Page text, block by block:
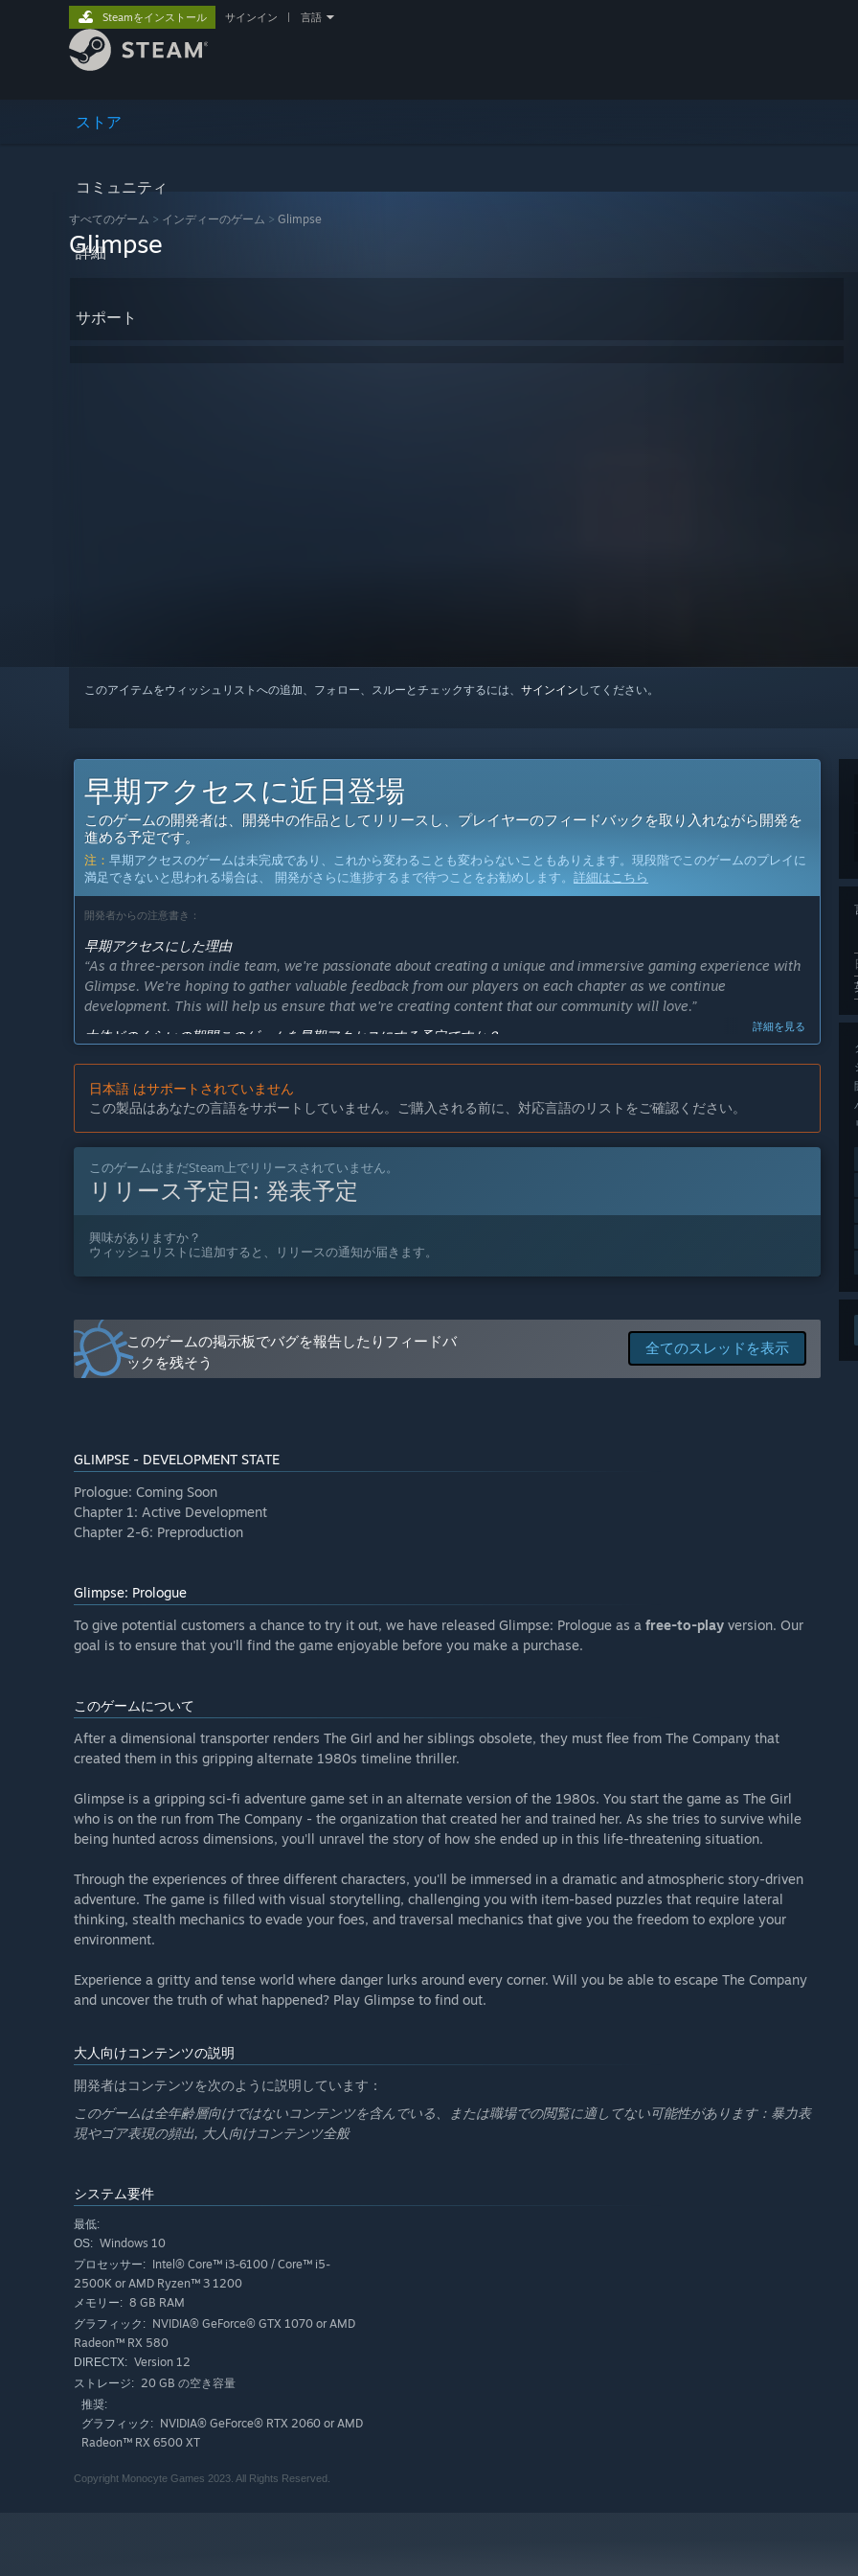
ストア
コミュニティ
詳細
サポート
Steamをインストール サインイン 言語
すべてのゲーム > インディーのゲーム > Glimpse
Glimpse
このアイテムをウィッシュリストへの追加、フォロー、スルーとチェックするには、 サインイン してください。
早期アクセスに近日登場
このゲームの開発者は、開発中の作品としてリリースし、プレイヤーのフィードバックを取り入れながら開発を
進める予定です。
注： 早期アクセスのゲームは未完成であり、これから変わることも変わらないこともありえます。現段階でこのゲームのプレイに
満足できないと思われる場合は、 開発がさらに進捗するまで待つことをお勧めします。 詳細はこちら
開発者からの注意書き：
早期アクセスにした理由
“As a three-person indie team, we're passionate about creating a unique and immersive gaming experience with
Glimpse. We're hoping to gather valuable feedback from our players on each chapter as we continue
development. This will help us ensure that we're creating content that our community will love.”
大体どのくらいの期間このゲームを早期アクセスにする予定ですか？
development process, and we will communicate any updates to our community as they arise.”
“Our plan is to keep Glimpse in Early Access until all the story-arcs have been completed, at which point the full
game will be released. As we continue to develop each chapter, we plan to introducing additional mechanics,
environments, and story elements that build upon the foundation laid out in the preceding chapters.”
早期アクセスバージョンの現状はどうなっていますか？
“We have completed the Prologue for Glimpse, which serves as a free-to-play introduction to the game world and
its mechanics. The Prologue features multiple rooms with inventory/item-based puzzle mechanics, "inspect item"
interactions, NPCs, and stealth mechanics. Players can expect an average play time of 30-60 minutes for the
climbing, quick-time action sequences, and an additional "hide" action for the stealth mechanic. As we progress
through the development of future chapters, we also plan to introduce twists on existing mechanics that tie into
the narrative. Currently, we are actively designing and developing the first paid chapter of the game, and we look
forward to receiving feedback from our community as we continue to refine and expand upon Glimpse.”
features, and we want to be transparent with our community about our pricing strategy. That being said, once
you purchase the game during Early Access, you will have access to all future updates and content at no
additional cost. Please note that there will likely be one final price increase when the game leaves Early Access,
so we encourage you to take advantage of the current pricing while you can. Thank you for your support and
“We highly value our players' feedback on the current chapters of Glimpse. We will use our Discord server as the
primary means of communication with our community (link is available inside the Glimpse game). Your input on
what you enjoy (and don't enjoy) will help us shape the game and adapt future chapters to better align our vision
with our audience. Thank you for being a part of our community!”
詳細を見る
日本語 はサポートされていません
この製品はあなたの言語をサポートしていません。ご購入される前に、対応言語のリストをご確認ください。
このゲームはまだSteam上でリリースされていません。
リリース予定日: 発表予定
興味がありますか？
ウィッシュリストに追加すると、リリースの通知が届きます。
全てのスレッドを表示
このゲームの掲示板でバグを報告したりフィードバ
ックを残そう
GLIMPSE - DEVELOPMENT STATE
Prologue: Coming Soon
Chapter 1: Active Development
Chapter 2-6: Preproduction
Glimpse: Prologue
To give potential customers a chance to try it out, we have released Glimpse: Prologue as a free-to-play version. Our
goal is to ensure that you'll find the game enjoyable before you make a purchase.
このゲームについて
After a dimensional transporter renders The Girl and her siblings obsolete, they must flee from The Company that
created them in this gripping alternate 1980s timeline thriller.
Glimpse is a gripping sci-fi adventure game set in an alternate version of the 1980s. You start the game as The Girl
who is on the run from The Company - the organization that created her and trained her. As she tries to survive while
being hunted across dimensions, you'll unravel the story of how she ended up in this life-threatening situation.
Through the experiences of three different characters, you'll be immersed in a dramatic and atmospheric story-driven
adventure. The game is filled with visual storytelling, challenging you with item-based puzzles that require lateral
thinking, stealth mechanics to evade your foes, and traversal mechanics that give you the freedom to explore your
environment.
Experience a gritty and tense world where danger lurks around every corner. Will you be able to escape The Company
and uncover the truth of what happened? Play Glimpse to find out.
大人向けコンテンツの説明
開発者はコンテンツを次のように説明しています：
このゲームは全年齢層向けではないコンテンツを含んでいる、または職場での閲覧に適してない可能性があります：暴力表
現やゴア表現の頻出, 大人向けコンテンツ全般
システム要件
最低:
OS: Windows 10
プロセッサー: Intel® Core™ i3-6100 / Core™ i5-
2500K or AMD Ryzen™ 3 1200
メモリー: 8 GB RAM
グラフィック: NVIDIA® GeForce® GTX 1070 or AMD
Radeon™ RX 580
DIRECTX: Version 12
ストレージ: 20 GB の空き容量
推奨:
グラフィック: NVIDIA® GeForce® RTX 2060 or AMD
Radeon™ RX 6500 XT
Copyright Monocyte Games 2023. All Rights Reserved.